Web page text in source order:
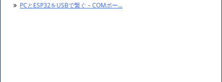
PCとESP32をUSBで繋ぐ – COMポー...